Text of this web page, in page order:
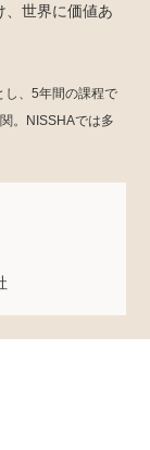
、世界に価値あ
し、5年間の課程で
。NISSHAでは多